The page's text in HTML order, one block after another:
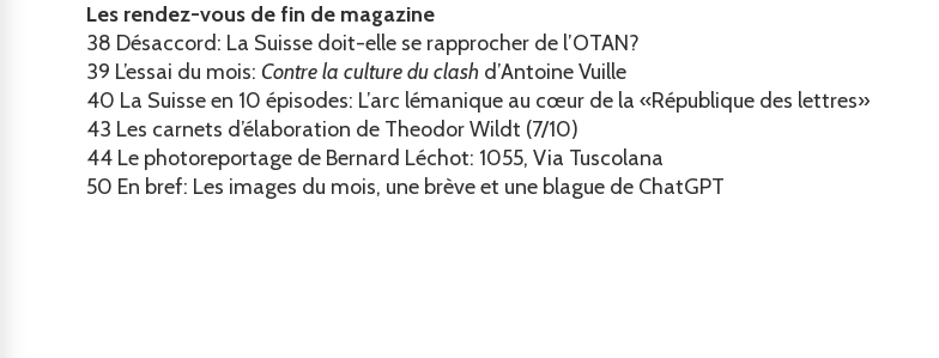
Les rendez-vous de fin de magazine
38 Désaccord: La Suisse doit-elle se rapprocher de l’OTAN?
39 L’essai du mois:Contre la culture du clash d’Antoine Vuille
40 La Suisse en 10 épisodes: L’arc lémanique au cœur de la «République des lettres»
43 Les carnets d’élaboration de Theodor Wildt (7/10)
44 Le photoreportage de Bernard Léchot: 1055, Via Tuscolana
50 En bref: Les images du mois, une brève et une blague de ChatGPT